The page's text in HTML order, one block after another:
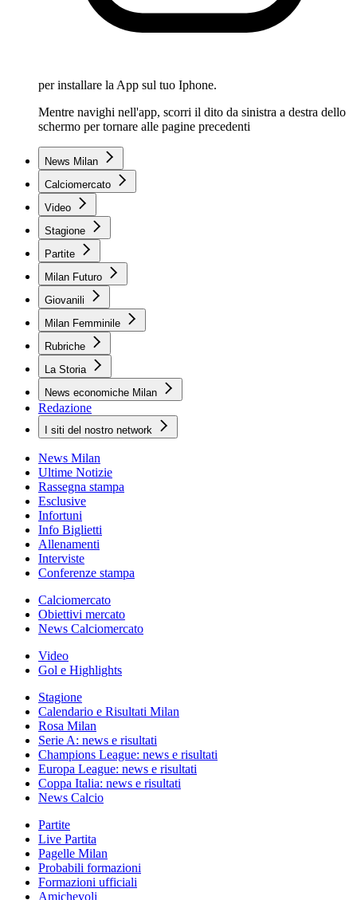
per installare la App sul tuo Iphone.
Mentre navighi nell'app, scorri il dito da sinistra a destra dello
schermo per tornare alle pagine precedenti
News Milan
Calciomercato
Video
Stagione
Partite
Milan Futuro
Giovanili
Milan Femminile
Rubriche
La Storia
News economiche Milan
Redazione
I siti del nostro network
News Milan
Ultime Notizie
Rassegna stampa
Esclusive
Infortuni
Info Biglietti
Allenamenti
Interviste
Conferenze stampa
Calciomercato
Obiettivi mercato
News Calciomercato
Video
Gol e Highlights
Stagione
Calendario e Risultati Milan
Rosa Milan
Serie A: news e risultati
Champions League: news e risultati
Europa League: news e risultati
Coppa Italia: news e risultati
News Calcio
Partite
Live Partita
Pagelle Milan
Probabili formazioni
Formazioni ufficiali
Amichevoli